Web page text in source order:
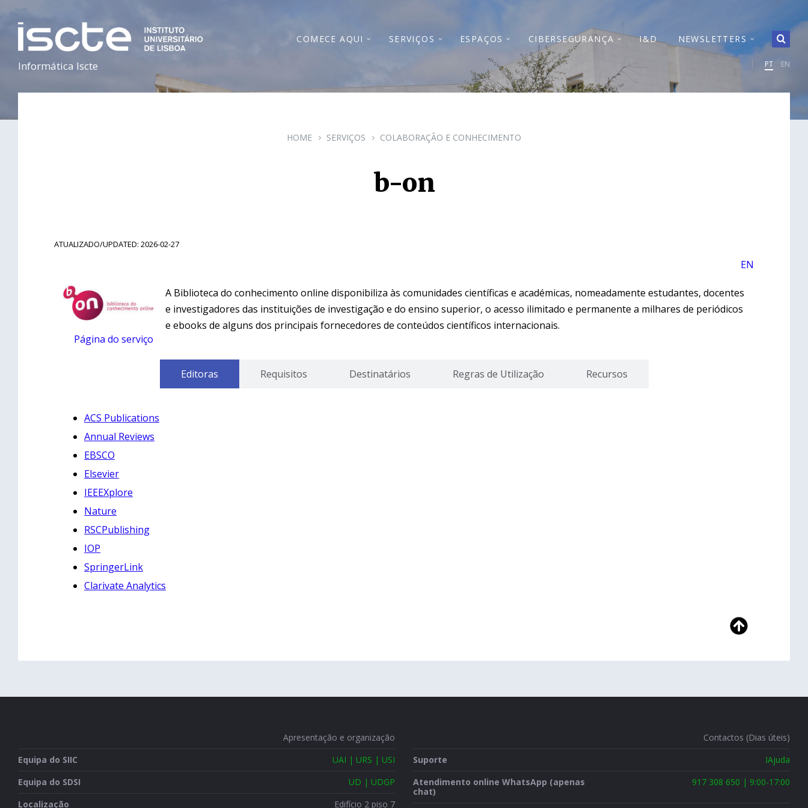
Informática Iscte
COMECE AQUI SERVIÇOS ESPAÇOS CIBERSEGURANÇA I&D NEWSLETTERS
PT EN
HOME SERVIÇOS COLABORAÇÃO E CONHECIMENTO
b-on
ATUALIZADO/UPDATED: 2026-02-27
EN
Página do serviço
A Biblioteca do conhecimento online disponibiliza às comunidades científicas e académicas, nomeadamente estudantes, docentes
e investigadores das instituições de investigação e do ensino superior, o acesso ilimitado e permanente a milhares de periódicos
e ebooks de alguns dos principais fornecedores de conteúdos científicos internacionais.
Editoras Requisitos Destinatários Regras de Utilização Recursos
ACS Publications
Annual Reviews
EBSCO
Elsevier
IEEEXplore
Nature
RSCPublishing
IOP
SpringerLink
Clarivate Analytics
Apresentação e organização
Equipa do SIIC
UAI | URS | USI
Equipa do SDSI
UD | UDGP
Localização
Edifício 2 piso 7
Contactos (Dias úteis)
Suporte
IAjuda
Atendimento online WhatsApp (apenas
chat)
917 308 650 | 9:00-17:00